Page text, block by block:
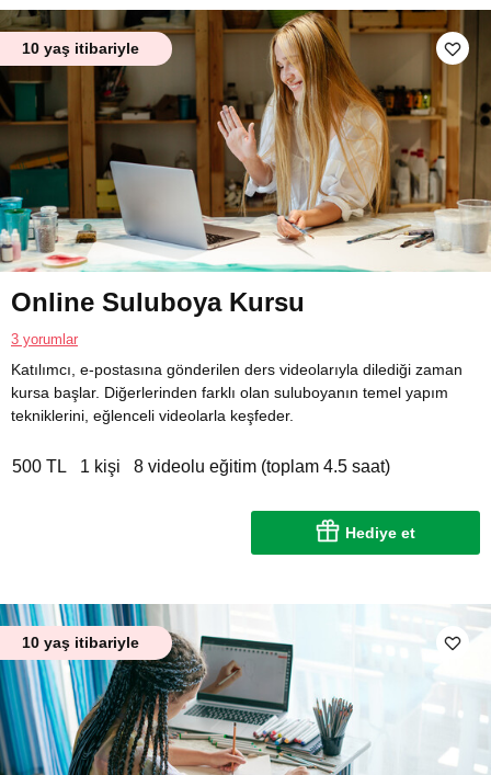
10 yaş itibariyle
Online Suluboya Kursu
3 yorumlar
Katılımcı, e-postasına gönderilen ders videolarıyla dilediği zaman
kursa başlar. Diğerlerinden farklı olan suluboyanın temel yapım
tekniklerini, eğlenceli videolarla keşfeder.
500 TL 1 kişi 8 videolu eğitim (toplam 4.5 saat)
Hediye et
10 yaş itibariyle